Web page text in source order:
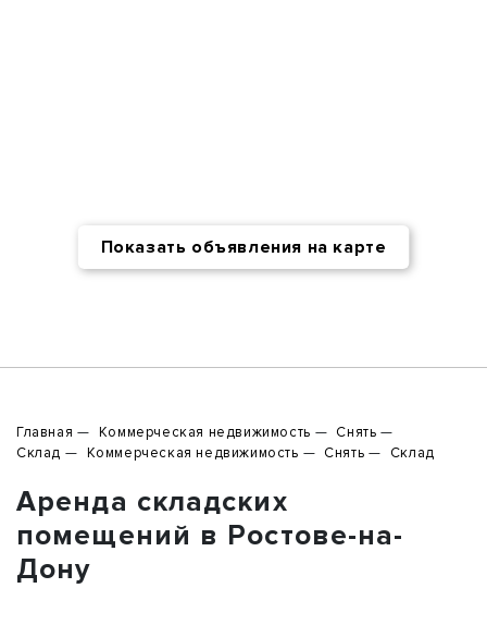
Показать объявления на карте
Главная Коммерческая недвижимость
Снять
Склад
Коммерческая недвижимость Снять Склад
Аренда складских
помещений в Ростове-на-
Дону